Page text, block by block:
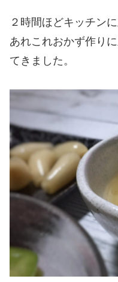
２時間ほどキッチン
あれこれおかず作り
てきました。